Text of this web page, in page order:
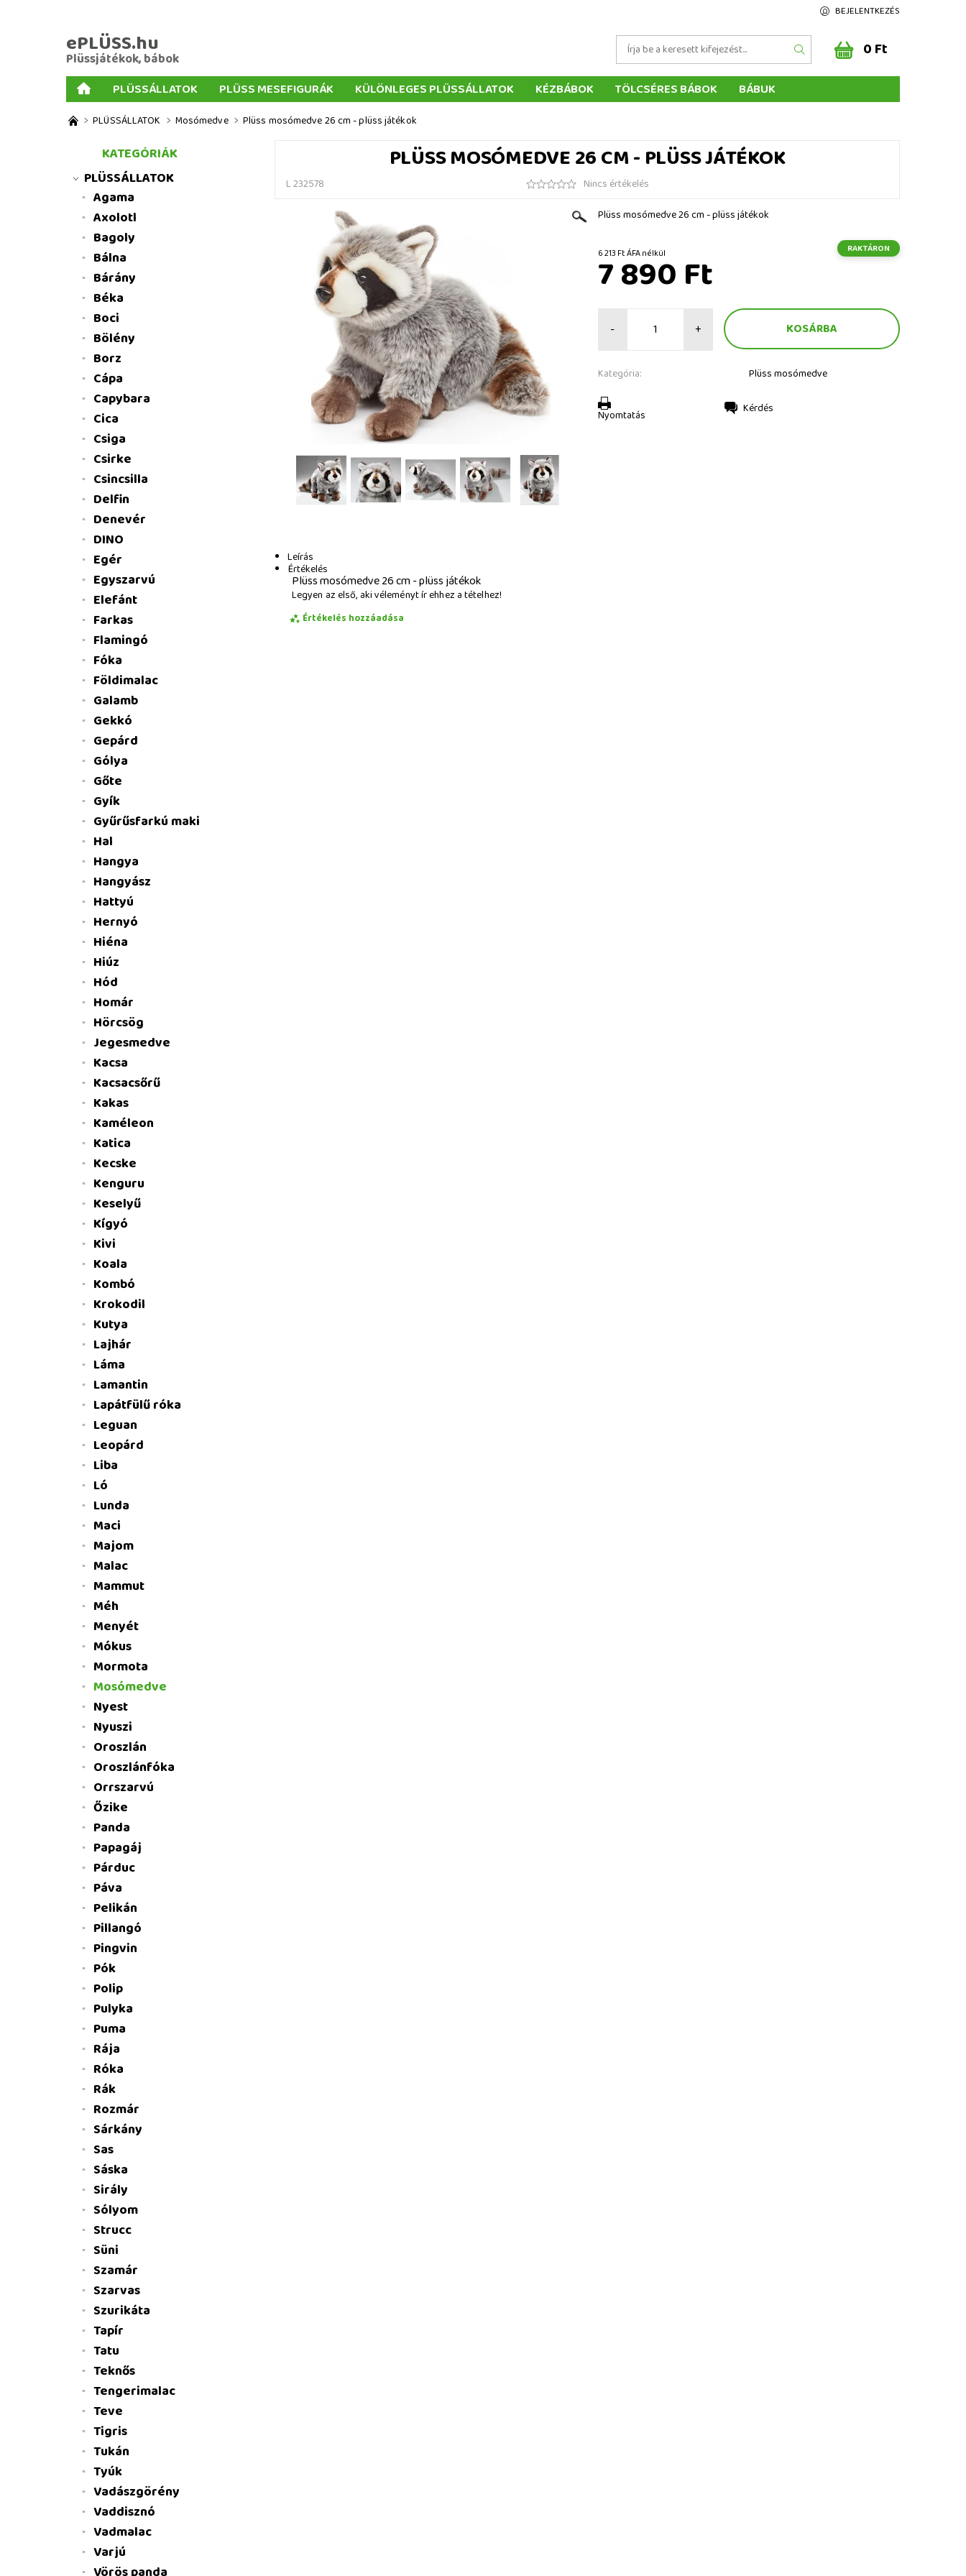
BEJELENTKEZÉS
ePLÜSS.hu
Plüssjátékok, bábok 0 Ft
PLÜSSÁLLATOK PLÜSS MESEFIGURÁK KÜLÖNLEGES PLÜSSÁLLATOK KÉZBÁBOK TÖLCSÉRES BÁBOK
BÁBUK
AJÁNDÉKOK PLÜSSÖKHÖZ
MENNYISÉGI KEDVEZMÉNYEK
VISSZAKÜLDÉS
PLÜSSÁLLATOK Mosómedve Plüss mosómedve 26 cm - plüss játékok
PLÜSS MOSÓMEDVE 26 CM - PLÜSS JÁTÉKOK
L 232578
Nincs értékelés
Plüss mosómedve 26 cm - plüss játékok
6 213 Ft ÁFA nélkül RAKTÁRON
7 890 Ft
- +
Kategória: Plüss mosómedve
Nyomtatás Kérdés
Leírás
Értékelés
Plüss mosómedve 26 cm - plüss játékok
Legyen az első, aki véleményt ír ehhez a tételhez!
Értékelés hozzáadása
KATEGÓRIÁK
PLÜSSÁLLATOK
Agama
Axolotl
Bagoly
Bálna
Bárány
Béka
Boci
Bölény
Borz
Cápa
Capybara
Cica
Csiga
Csirke
Csincsilla
Delfin
Denevér
DINO
Egér
Egyszarvú
Elefánt
Farkas
Flamingó
Fóka
Földimalac
Galamb
Gekkó
Gepárd
Gólya
Gőte
Gyík
Gyűrűsfarkú maki
Hal
Hangya
Hangyász
Hattyú
Hernyó
Hiéna
Hiúz
Hód
Homár
Hörcsög
Jegesmedve
Kacsa
Kacsacsőrű
Kakas
Kaméleon
Katica
Kecske
Kenguru
Keselyű
Kígyó
Kivi
Koala
Kombó
Krokodil
Kutya
Lajhár
Láma
Lamantin
Lapátfülű róka
Leguan
Leopárd
Liba
Ló
Lunda
Maci
Majom
Malac
Mammut
Méh
Menyét
Mókus
Mormota
Mosómedve
Nyest
Nyuszi
Oroszlán
Oroszlánfóka
Orrszarvú
Őzike
Panda
Papagáj
Párduc
Páva
Pelikán
Pillangó
Pingvin
Pók
Polip
Pulyka
Puma
Rája
Róka
Rák
Rozmár
Sárkány
Sas
Sáska
Sirály
Sólyom
Strucc
Süni
Szamár
Szarvas
Szurikáta
Tapír
Tatu
Teknős
Tengerimalac
Teve
Tigris
Tukán
Tyúk
Vadászgörény
Vaddisznó
Vadmalac
Varjú